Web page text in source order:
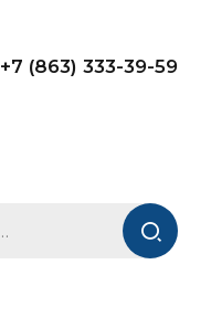
+7 (863) 333-39-59